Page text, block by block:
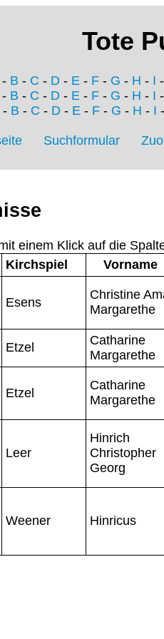
Tote
B - C - D - E - F - G - H - I -
B - C - D - E - F - G - H - I -
B - C - D- E- F- G - H - I -
Suchformular
einem Klick auf die
Kirchspiel Vorname
Esens
Christine
Margarethe
Etzel
Catharine
Margarethe
Etzel
Catharine
Margarethe
Leer
Hinrich
Christopher
Georg
Weener Hinricus